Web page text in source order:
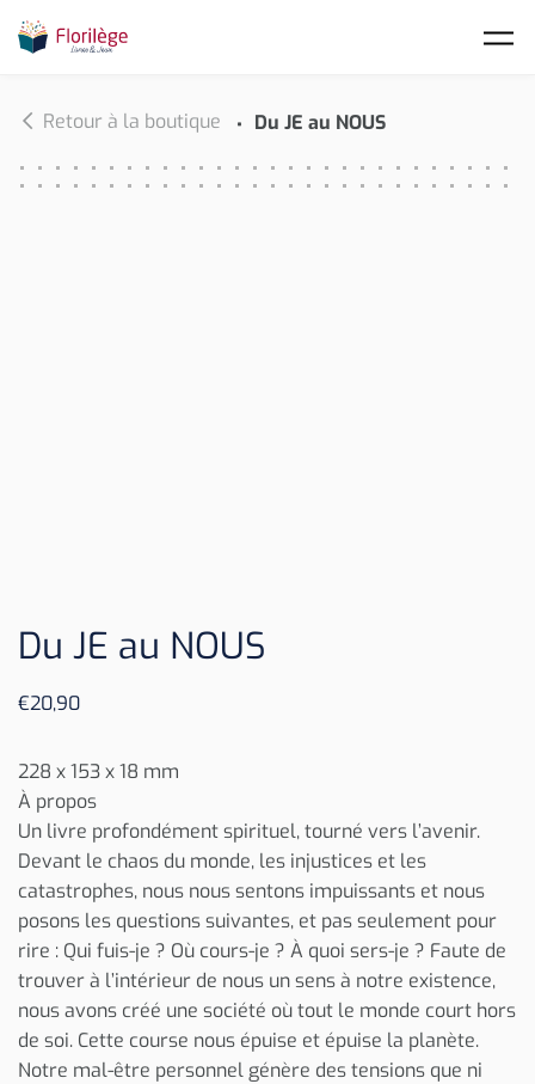
Retour à la boutique Du JE au NOUS
Du JE au NOUS
€20,90
228 x 153 x 18 mm
À propos
Un livre profondément spirituel, tourné vers l’avenir.
Devant le chaos du monde, les injustices et les
catastrophes, nous nous sentons impuissants et nous
posons les questions suivantes, et pas seulement pour
rire : Qui fuis-je ? Où cours-je ? À quoi sers-je ? Faute de
trouver à l’intérieur de nous un sens à notre existence,
nous avons créé une société où tout le monde court hors
de soi. Cette course nous épuise et épuise la planète.
Notre mal-être personnel génère des tensions que ni